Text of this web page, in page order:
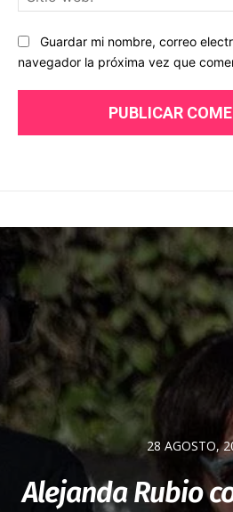
Guardar mi nombre, correo
navegador la próxima vez que